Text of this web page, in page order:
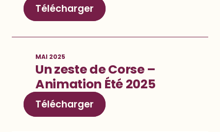
Télécharger
MAI 2025
Un zeste de Corse –
Animation Été 2025
Télécharger